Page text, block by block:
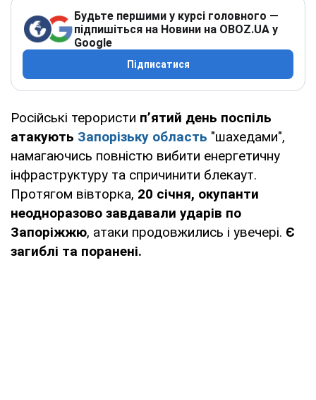
Будьте першими у курсі головного —
підпишіться на Новини на OBOZ.UA у
Google
Підписатися
Російські терористи п’ятий день поспіль
атакують Запорізьку область "шахедами",
намагаючись повністю вибити енергетичну
інфраструктуру та спричинити блекаут.
Протягом вівторка, 20 січня, окупанти
неодноразово завдавали ударів по
Запоріжжю, атаки продовжились і увечері. Є
загиблі та поранені.